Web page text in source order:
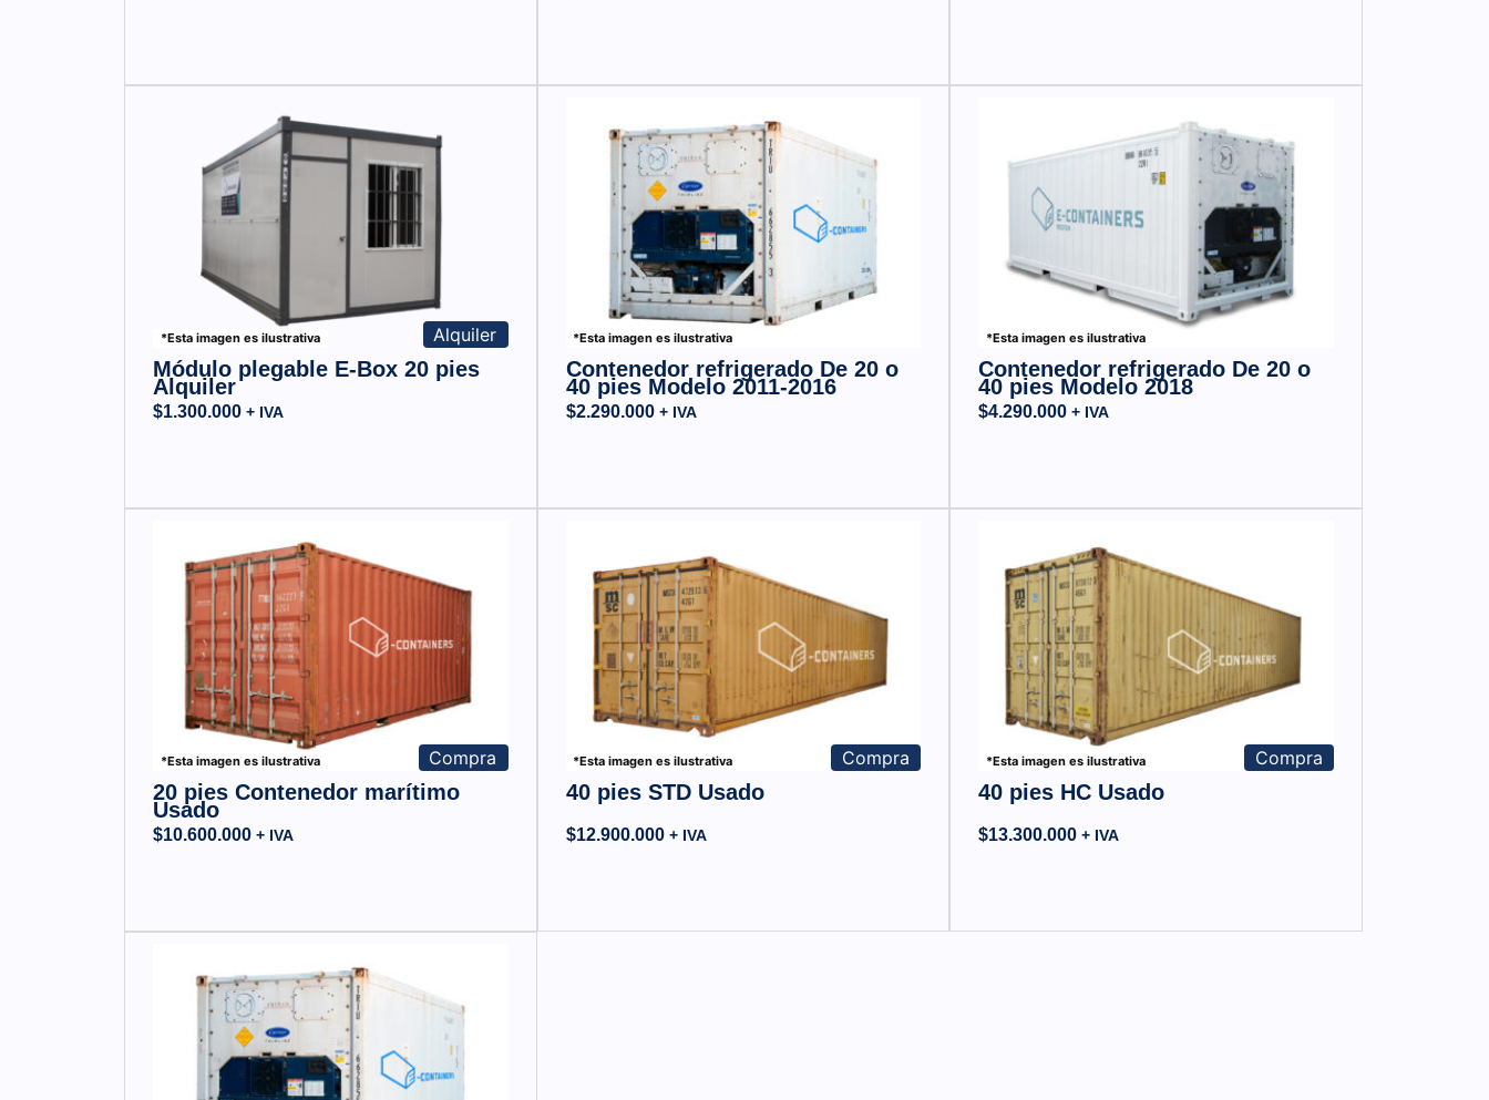
*Esta imagen es ilustrativa Alquiler
Módulo plegable E-Box 20 pies
Alquiler
$1.300.000 + IVA
*Esta imagen es ilustrativa
Contenedor refrigerado De 20 o
40 pies Modelo 2011-2016
$2.290.000 + IVA
*Esta imagen es ilustrativa
Contenedor refrigerado De 20 o
40 pies Modelo 2018
$4.290.000 + IVA
*Esta imagen es ilustrativa Compra
20 pies Contenedor marítimo
Usado
$10.600.000 + IVA
*Esta imagen es ilustrativa Compra
40 pies STD Usado
$12.900.000 + IVA
*Esta imagen es ilustrativa Compra
40 pies HC Usado
$13.300.000 + IVA